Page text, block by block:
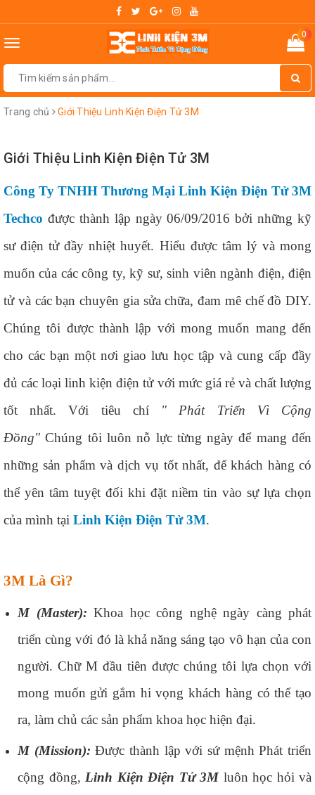
Toggle
0
Trang chủ Giới Thiệu Linh Kiện Điện Tử 3M
Giới Thiệu Linh Kiện Điện Tử 3M
Công Ty TNHH Thương Mại Linh Kiện Điện Tử 3M
Techco được thành lập ngày 06/09/2016 bởi những kỹ
sư điện tử đầy nhiệt huyết. Hiểu được tâm lý và mong
muốn của các công ty, kỹ sư, sinh viên ngành điện, điện
tử và các bạn chuyên gia sửa chữa, đam mê chế đồ DIY.
Chúng tôi được thành lập với mong muốn mang đến
cho các bạn một nơi giao lưu học tập và cung cấp đầy
đủ các loại linh kiện điện tử với mức giá rẻ và chất lượng
tốt nhất. Với tiêu chí " Phát Triển Vì Cộng
Đồng" Chúng tôi luôn nỗ lực từng ngày để mang đến
những sản phẩm và dịch vụ tốt nhất, để khách hàng có
thể yên tâm tuyệt đối khi đặt niềm tin vào sự lựa chọn
của mình tại Linh Kiện Điện Tử 3M.
3M Là Gì?
M (Master): Khoa học công nghệ ngày càng phát
triển cùng với đó là khả năng sáng tạo vô hạn của con
người. Chữ M đầu tiên được chúng tôi lựa chọn với
mong muốn gửi gắm hi vọng khách hàng có thể tạo
ra, làm chủ các sản phẩm khoa học hiện đại.
M (Mission): Được thành lập với sứ mệnh Phát triển
cộng đồng, Linh Kiện Điện Tử 3Mluôn học hỏi và